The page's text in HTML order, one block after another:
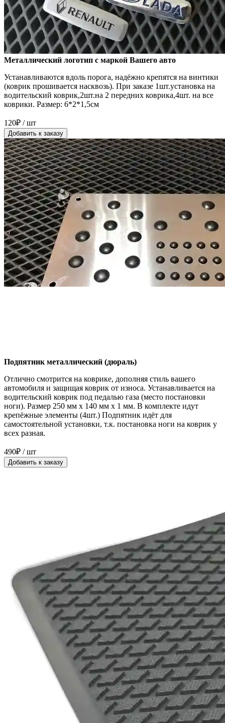
Металлический логотип с маркой Вашего авто
Устанавливаются вдоль порога, надёжно крепятся на винтики
(коврик прошивается насквозь). При заказе 1шт.установка на
водительский коврик,2шт.на 2 передних коврика,4шт. на все
коврики. Размер: 6*2*1,5см
120₽ / шт
Добавить к заказу
Подпятник металлический (дюраль)
Отлично смотрится на коврике, дополняя стиль вашего
автомобиля и защищая коврик от износа. Устанавливается на
водительский коврик под педалью газа (место постановки
ноги). Размер 250 мм x 140 мм x 1 мм. В комплекте идут
крепёжные элементы (4шт.) Подпятник идёт для
самостоятельной установки, т.к. постановка ноги на коврик у
всех разная.
490₽ / шт
Добавить к заказу